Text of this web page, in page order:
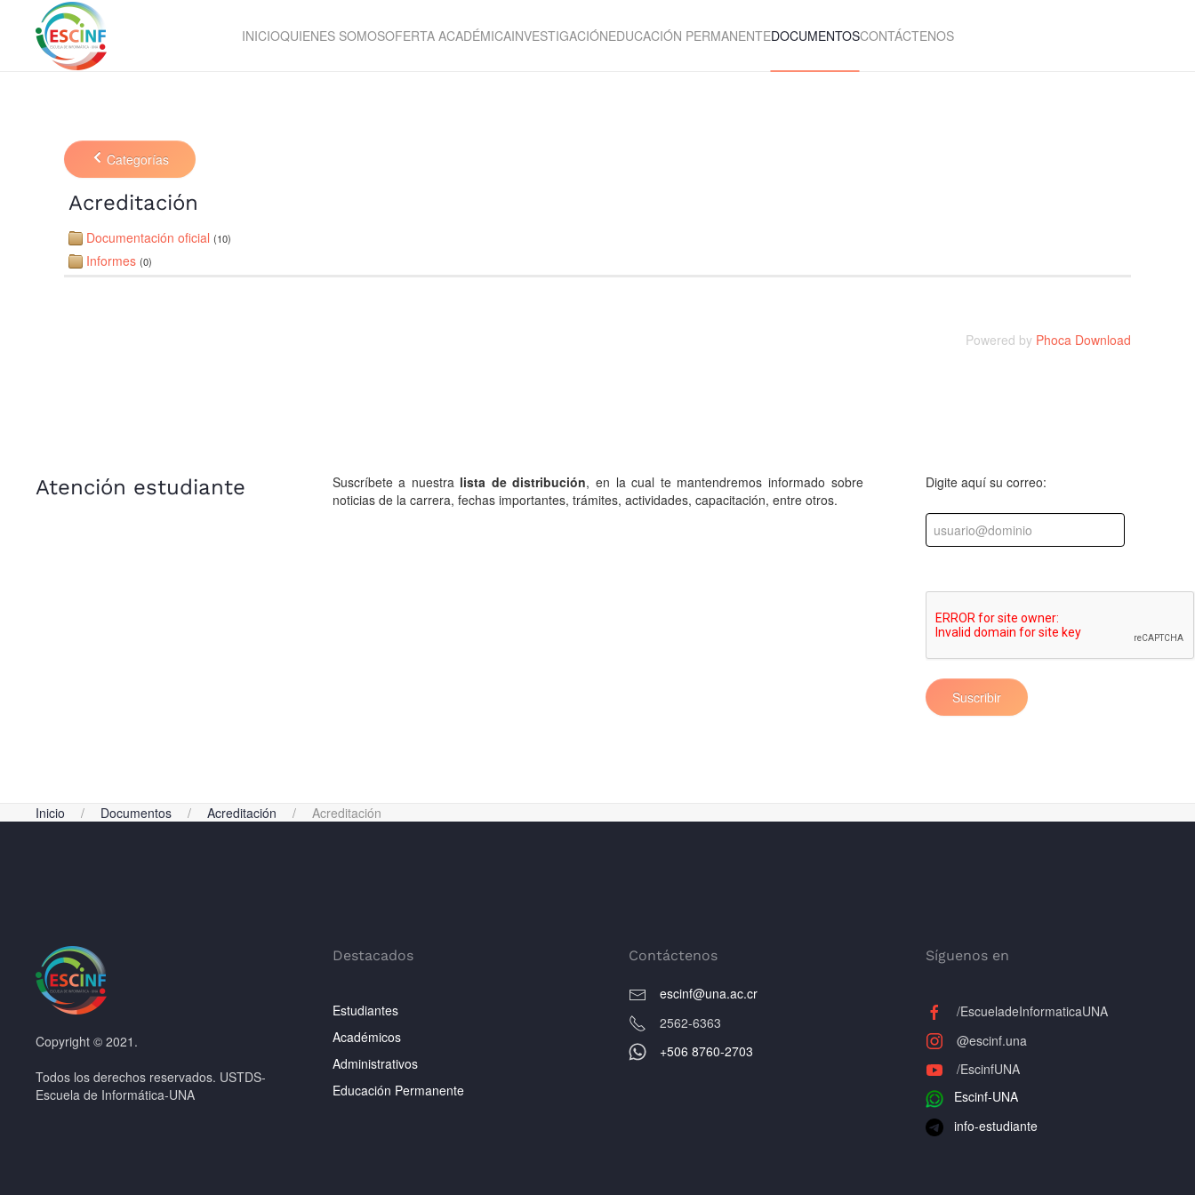
Skip to main content
INICIOQUIENES SOMOSOFERTA ACADÉMICAINVESTIGACIÓNEDUCACIÓN PERMANENTEDOCUMENTOSCONTÁCTENOS
Categorías
Acreditación
Documentación oficial (10)
Informes (0)
Powered by Phoca Download
Atención estudiante Suscríbete a nuestra lista de distribución, en la cual te mantendremos informado sobre
noticias de la carrera, fechas importantes, trámites, actividades, capacitación, entre otros.
Digite aquí su correo:
Suscribir
Inicio Documentos Acreditación Acreditación
Copyright © 2021.
Todos los derechos reservados. USTDS-
Escuela de Informática-UNA
Destacados
Estudiantes
Académicos
Administrativos
Educación Permanente
Contáctenos
escinf@una.ac.cr
2562-6363
+506 8760-2703
Síguenos en
/EscueladeInformaticaUNA
@escinf.una
/EscinfUNA
Escinf-UNA
info-estudiante